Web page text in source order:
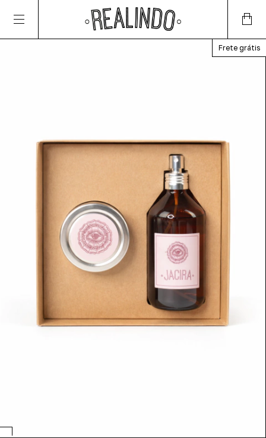
Frete grátis